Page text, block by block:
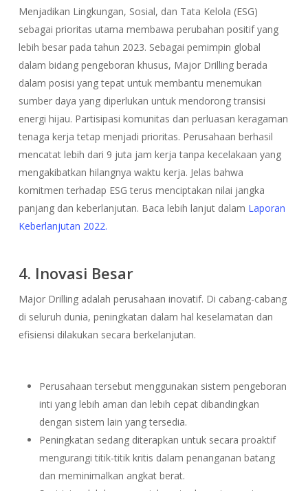
Menjadikan Lingkungan, Sosial, dan Tata Kelola (ESG)
sebagai prioritas utama membawa perubahan positif yang
lebih besar pada tahun 2023. Sebagai pemimpin global
dalam bidang pengeboran khusus, Major Drilling berada
dalam posisi yang tepat untuk membantu menemukan
sumber daya yang diperlukan untuk mendorong transisi
energi hijau. Partisipasi komunitas dan perluasan keragaman
tenaga kerja tetap menjadi prioritas. Perusahaanberhasil
mencatat lebih dari 9 juta jam kerja tanpa kecelakaan yang
mengakibatkan hilangnya waktu kerja. Jelas bahwa
komitmen terhadap ESG terus menciptakan nilai jangka
panjang dan keberlanjutan. Baca lebih lanjut dalam Laporan
Keberlanjutan 2022.
4. Inovasi Besar
Major Drilling adalah perusahaan inovatif. Di cabang-cabang
di seluruh dunia, peningkatan dalam hal keselamatan dan
efisiensi dilakukan secara berkelanjutan.
Perusahaan tersebut menggunakan sistem pengeboran
inti yang lebih aman dan lebih cepat dibandingkan
dengan sistem lain yang tersedia.
Peningkatan sedang diterapkan untuk secara proaktif
mengurangi titik-titik kritis dalam penanganan batang
dan meminimalkan angkat berat.